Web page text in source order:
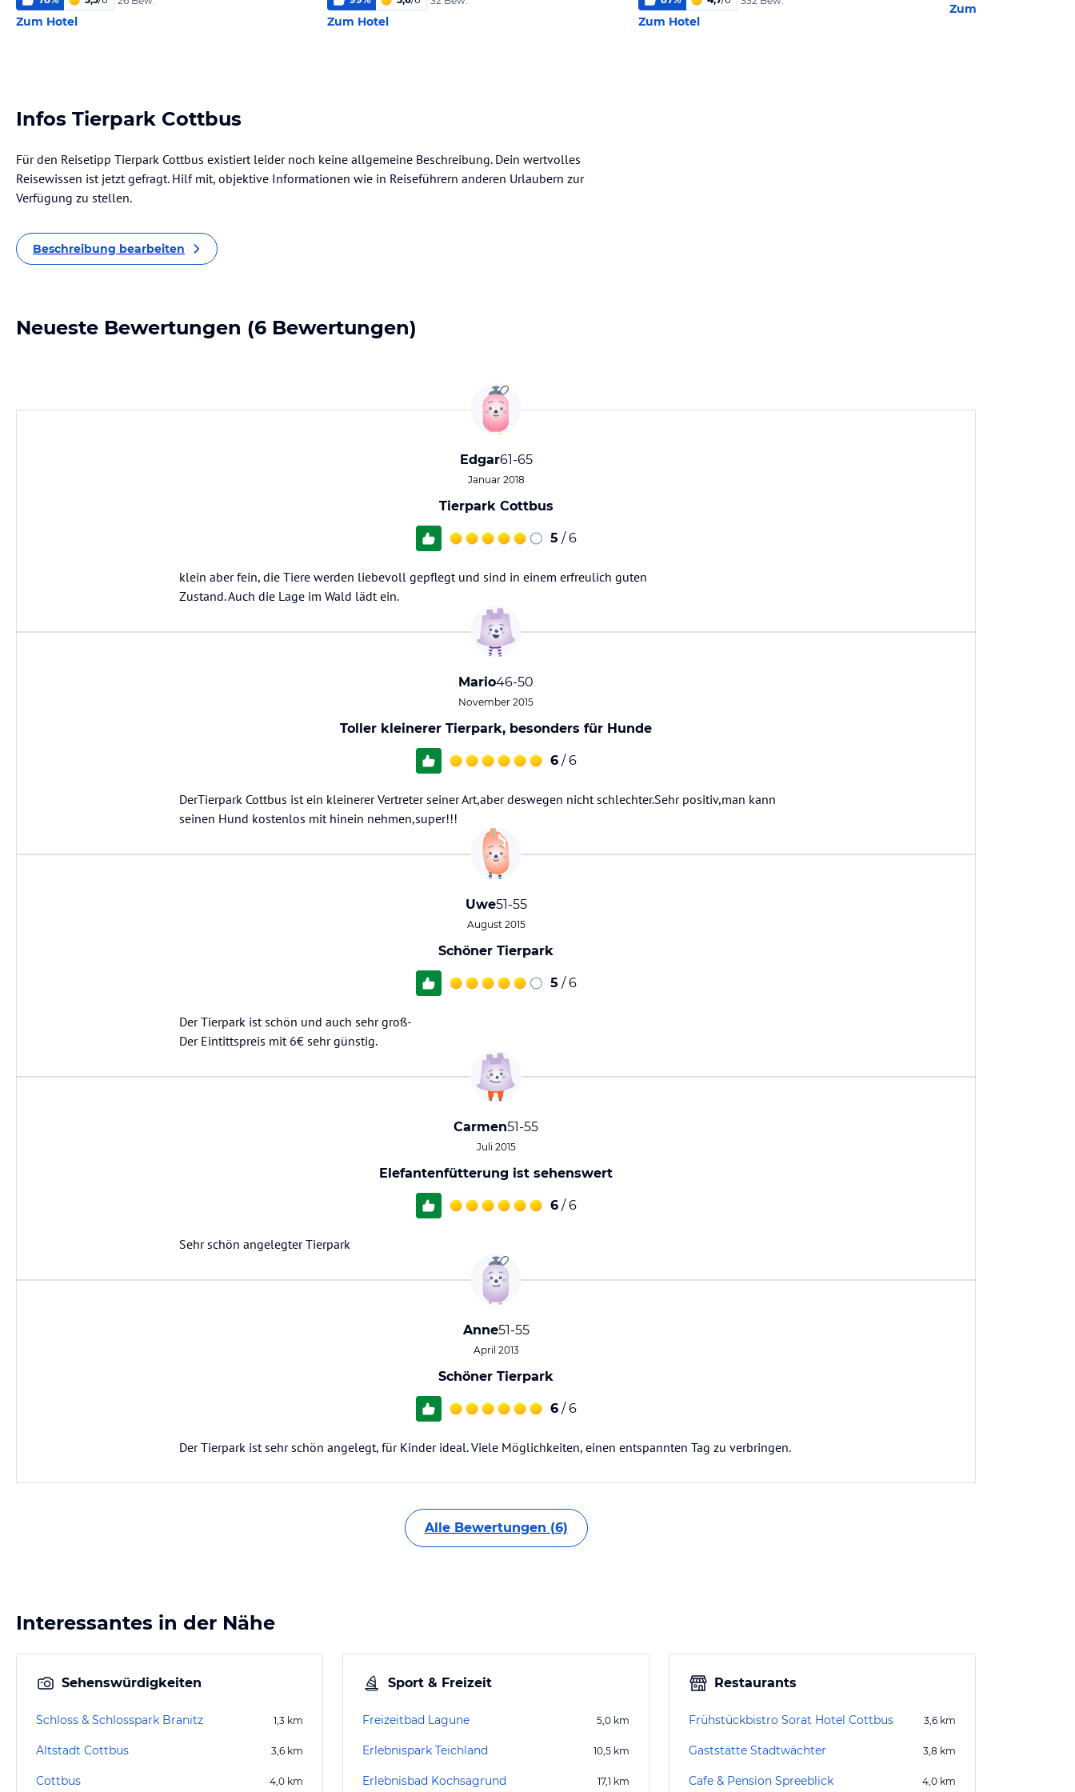
Zum Hotel Zum Hotel Zum Hotel
Zum Hotel
Infos Tierpark Cottbus
Für den Reisetipp Tierpark Cottbus existiert leider noch keine allgemeine Beschreibung. Dein wertvolles
Reisewissen ist jetzt gefragt. Hilf mit, objektive Informationen wie in Reiseführern anderen Urlaubern zur
Verfügung zu stellen.
Beschreibung bearbeiten
Neueste Bewertungen (6 Bewertungen)
Edgar61-65
Januar 2018
Tierpark Cottbus
5 / 6
klein aber fein, die Tiere werden liebevoll gepflegt und sind in einem erfreulich guten
Zustand. Auch die Lage im Wald lädt ein.
Mario46-50
November 2015
Toller kleinerer Tierpark, besonders für Hunde
6 / 6
DerTierpark Cottbus ist ein kleinerer Vertreter seiner Art,aber deswegen nicht schlechter.Sehr positiv,man kann
seinen Hund kostenlos mit hinein nehmen,super!!!
Uwe51-55
August 2015
Schöner Tierpark
5 / 6
Der Tierpark ist schön und auch sehr groß-
Der Eintittspreis mit 6€ sehr günstig.
Carmen51-55
Juli 2015
Elefantenfütterung ist sehenswert
6 / 6
Sehr schön angelegter Tierpark
Anne51-55
April 2013
Schöner Tierpark
6 / 6
Der Tierpark ist sehr schön angelegt, für Kinder ideal. Viele Möglichkeiten, einen entspannten Tag zu verbringen.
Alle Bewertungen (6)
Interessantes in der Nähe
Sehenswürdigkeiten
Schloss & Schlosspark Branitz 1,3 km
Altstadt Cottbus 3,6 km
Cottbus 4,0 km
Sport & Freizeit
Freizeitbad Lagune 5,0 km
Erlebnispark Teichland 10,5 km
Erlebnisbad Kochsagrund 17,1 km
Restaurants
Frühstückbistro Sorat Hotel Cottbus 3,6 km
Gaststätte Stadtwächter 3,8 km
Cafe & Pension Spreeblick 4,0 km